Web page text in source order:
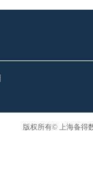
版权所有© 上海备得